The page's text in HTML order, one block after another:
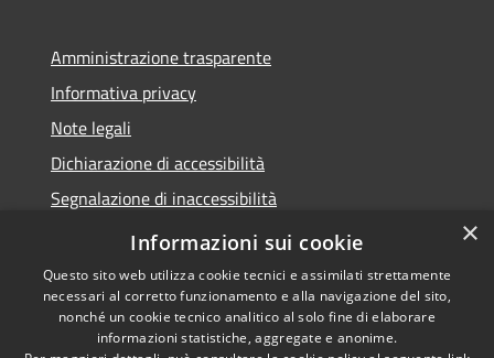
Amministrazione trasparente
Informativa privacy
Note legali
Dichiarazione di accessibilità
Segnalazione di inaccessibilità
Whistleblowing segnalazione illeciti
Copyright © 2026 • Comune di
×
Informazioni sui cookie
Questo sito web utilizza cookie tecnici e assimilati strettamente
necessari al corretto funzionamento e alla navigazione del sito,
nonché un cookie tecnico analitico al solo fine di elaborare
informazioni statistiche, aggregate e anonime.